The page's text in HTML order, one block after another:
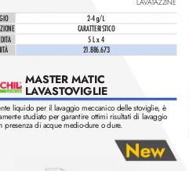
2-4 g/L
CARATTERISTICO
A 5 L x 4
21 .886.673
MASTER MATIC
LAVASTOVIGLIE
liquido per il lavaggio meccanico delle stoviglie, è
studiato per garantire ottimi risultati di lavaggio
presenza di acque medio-dure o dure.
LAVATAZZINE